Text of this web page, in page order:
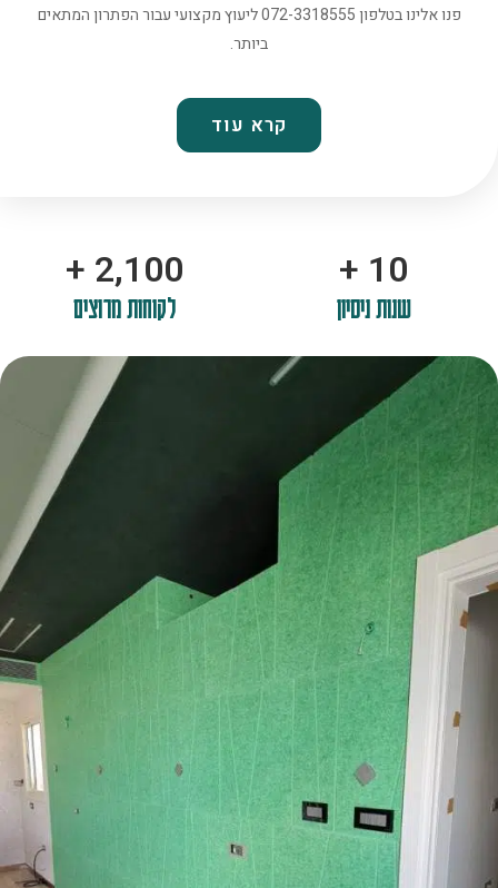
פנו אלינו בטלפון 072-3318555 ליעוץ מקצועי עבור הפתרון המתאים
ביותר.
קרא עוד
10
+
שנות ניסיון
2,100
+
לקוחות מרוצים